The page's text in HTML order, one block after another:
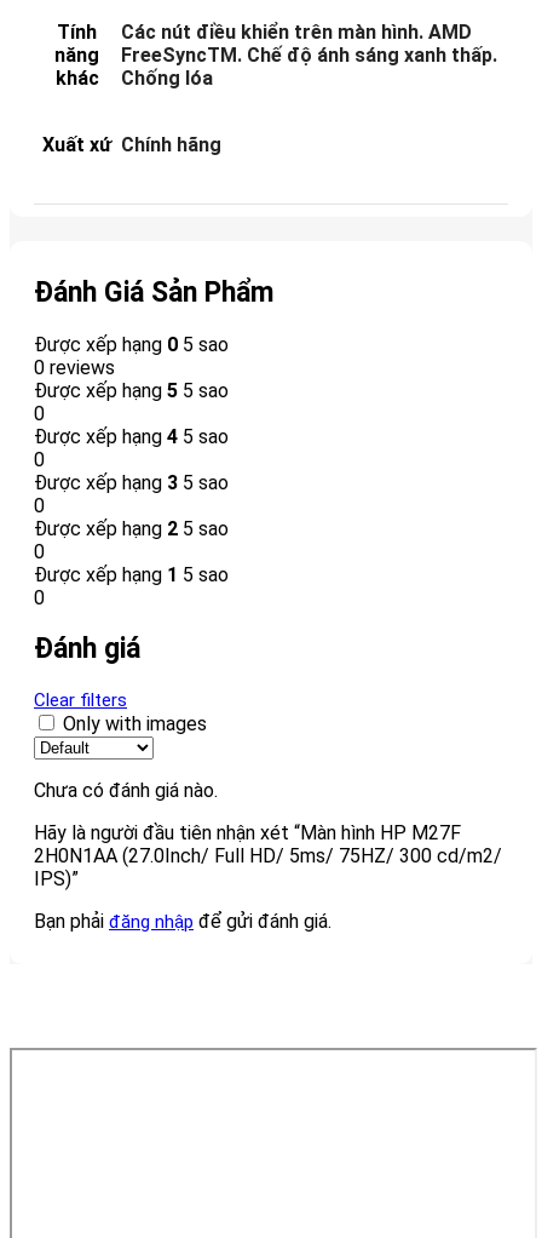
Tính
năng
khác
Các nút điều khiển trên màn hình. AMD
FreeSyncTM. Chế độ ánh sáng xanh thấp.
Chống lóa
Xuất xứ Chính hãng
Đánh Giá Sản Phẩm
Được xếp hạng 0 5 sao
0 reviews
Được xếp hạng 5 5 sao
0
Được xếp hạng 4 5 sao
0
Được xếp hạng 3 5 sao
0
Được xếp hạng 2 5 sao
0
Được xếp hạng 1 5 sao
0
Đánh giá
Clear filters
Only with images
Chưa có đánh giá nào.
Hãy là người đầu tiên nhận xét “Màn hình HP M27F
2H0N1AA (27.0Inch/ Full HD/ 5ms/ 75HZ/ 300 cd/m2/
IPS)”
Bạn phải đăng nhập để gửi đánh giá.